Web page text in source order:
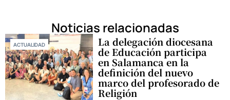
Noticias relacionadas
ACTUALIDAD La delegación diocesana
de Educación participa
en Salamanca en la
definición del nuevo
marco del profesorado de
Religión